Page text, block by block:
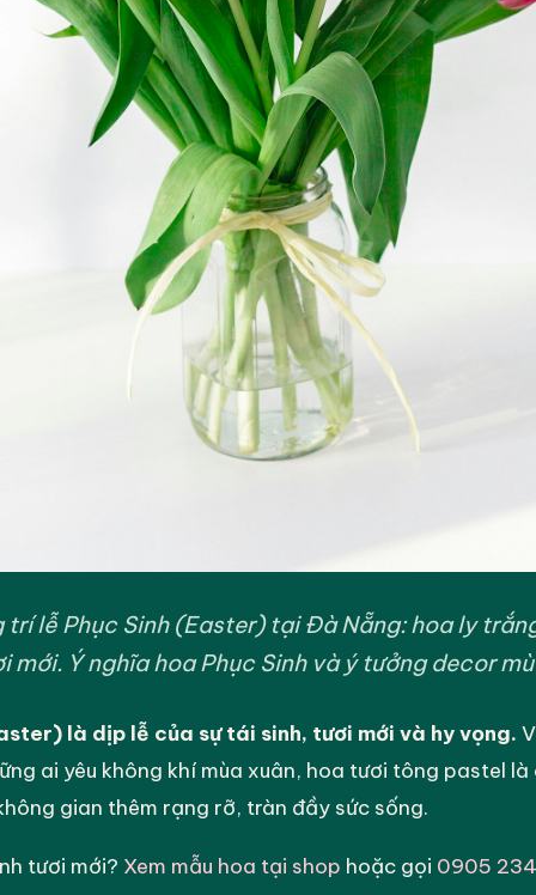
trí lễ Phục Sinh (Easter) tại Đà Nẵng: hoa ly
Ý nghĩa hoa Phục Sinh và ý tưởng decor
là dịp lễ của sự tái sinh, tươi mới và hy vọng.
ai yêu không khí mùa xuân, hoa tươi tông pastel
gian thêm rạng rỡ, tràn đầy sức sống.
tươi mới? Xem mẫu hoa tại shop hoặc gọi 0905